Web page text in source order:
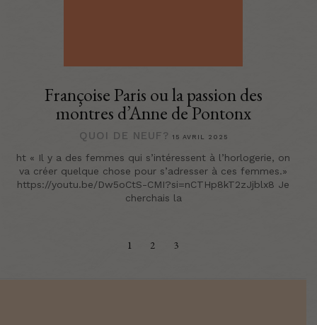
Françoise Paris ou la passion des
montres d’Anne de Pontonx
QUOI DE NEUF? 15 AVRIL 2025
ht « Il y a des femmes qui s’intéressent à l’horlogerie, on
va créer quelque chose pour s’adresser à ces femmes.»
https://youtu.be/Dw5oCtS-CMI?si=nCTHp8kT2zJjblx8 Je
cherchais la
1 2 3